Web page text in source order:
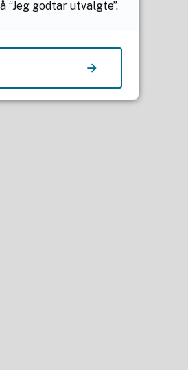
godtar utvalgte”.